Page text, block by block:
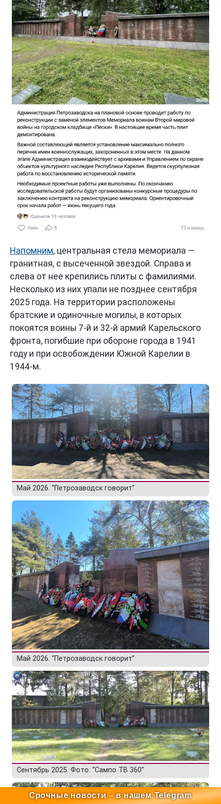
Напомним, центральная стела мемориала —
гранитная, с высеченной звездой. Справа и
слева от нее крепились плиты с фамилиями.
Несколько из них упали не позднее сентября
2025 года. На территории расположены
братские и одиночные могилы, в которых
покоятся воины 7-й и 32-й армий Карельского
фронта, погибшие при обороне города в 1941
году и при освобождении Южной Карелии в
1944-м.
Май 2026. “Петрозаводск говорит”
Май 2026. “Петрозаводск говорит”
Сентябрь 2025. Фото: “Сампо ТВ 360”
Срочные новости – в нашем Telegram